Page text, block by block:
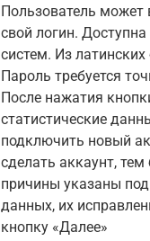
Пользователь
свой логин.
систем. Из
Пароль требуется
После нажатия
статистические
подключить новый
сделать аккаунт,
причины указаны
данных, их
кнопку «Далее»